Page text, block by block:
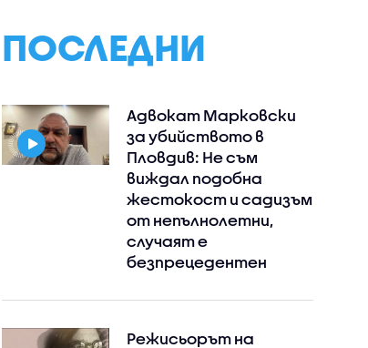
ПОСЛЕДНИ
Адвокат Марковски
за убийството в
Пловдив: Не съм
виждал подобна
жестокост и садизъм
от непълнолетни,
случаят е
безпрецедентен
Режисьорът на